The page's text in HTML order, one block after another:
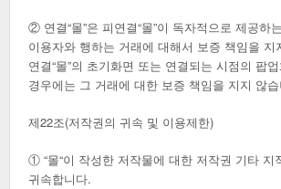
② 연결“몰”은 피연결“몰”이 독자적으로 제공하
이용자와 행하는 거래에 대해서 보증 책임을 지
연결“몰”의 초기화면 또는 연결되는 시점의 팝
경우에는 그 거래에 대한 보증 책임을 지지 않
제22조(저작권의 귀속 및 이용제한)
① “몰“이 작성한 저작물에 대한 저작권 기타 지
귀속합니다.